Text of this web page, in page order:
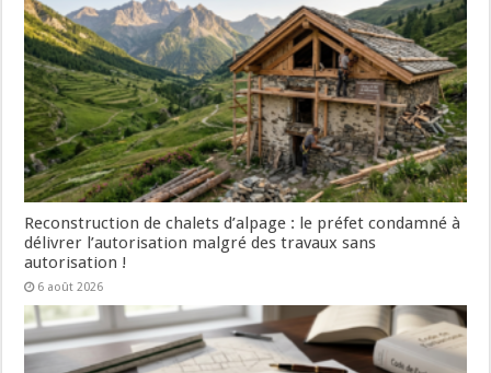
Reconstruction de chalets d’alpage : le préfet condamné à
délivrer l’autorisation malgré des travaux sans
autorisation !
6 août 2026